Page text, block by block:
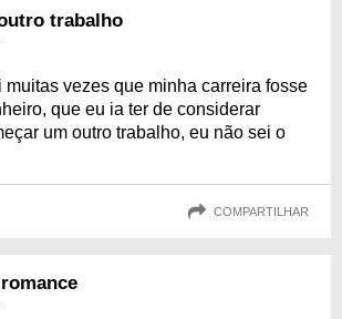
trabalho
muitas vezes que minha carreira fosse
que eu ia ter de considerar
um outro trabalho, eu não sei o
COMPARTILHAR